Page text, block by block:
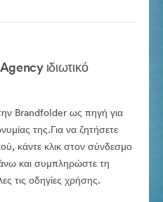
ιδιωτικό
Brandfolder ως πηγή για
της.Για να ζητήσετε
κάντε κλικ στον σύνδεσμο
και συμπληρώστε τη
τις οδηγίες χρήσης.